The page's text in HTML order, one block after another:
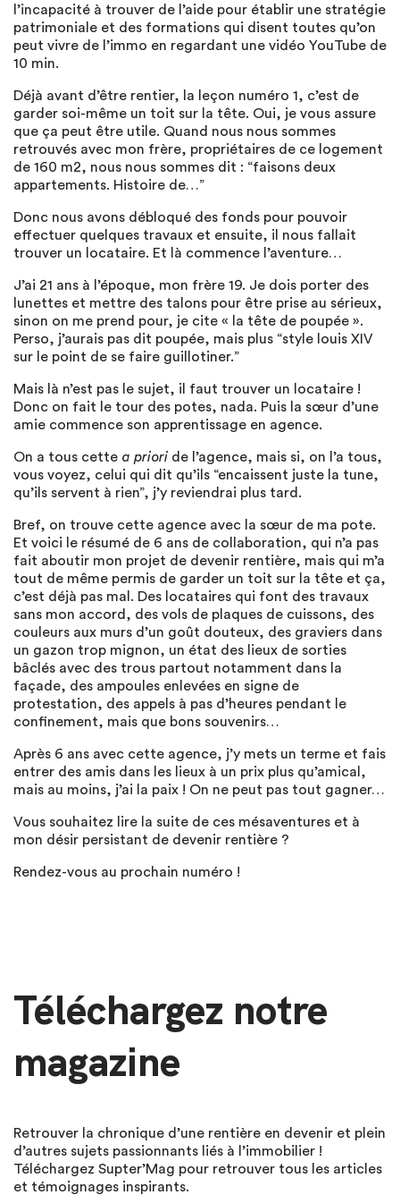
l’incapacité à trouver de l’aide pour établir une stratégie
patrimoniale et des formations qui disent toutes qu’on
peut vivre de l’immo en regardant une vidéo YouTube de
10 min.
Déjà avant d’être rentier, la leçon numéro 1, c’est de
garder soi-même un toit sur la tête. Oui, je vous assure
que ça peut être utile. Quand nous nous sommes
retrouvés avec mon frère, propriétaires de ce logement
de 160 m2, nous nous sommes dit : “faisons deux
appartements. Histoire de…”
Donc nous avons débloqué des fonds pour pouvoir
effectuer quelques travaux et ensuite, il nous fallait
trouver un locataire. Et là commence l’aventure…
J’ai 21 ans à l’époque, mon frère 19. Je dois porter des
lunettes et mettre des talons pour être prise au sérieux,
sinon on me prend pour, je cite « la tête de poupée ».
Perso, j’aurais pas dit poupée, mais plus “style louis XIV
sur le point de se faire guillotiner.”
Mais là n’est pas le sujet, il faut trouver un locataire !
Donc on fait le tour des potes, nada. Puis la sœur d’une
amie commence son apprentissage en agence.
On a tous cette a priori de l’agence, mais si, on l’a tous,
vous voyez, celui qui dit qu’ils “encaissent juste la tune,
qu’ils servent à rien”, j’y reviendrai plus tard.
Bref, on trouve cette agence avec la sœur de ma pote.
Et voici le résumé de 6 ans de collaboration, qui n’a pas
fait aboutir mon projet de devenir rentière, mais qui m’a
tout de même permis de garder un toit sur la tête et ça,
c’est déjà pas mal. Des locataires qui font des travaux
sans mon accord, des vols de plaques de cuissons, des
couleurs aux murs d’un goût douteux, des graviers dans
un gazon trop mignon, un état des lieux de sorties
bâclés avec des trous partout notamment dans la
façade, des ampoules enlevées en signe de
protestation, des appels à pas d’heures pendant le
confinement, mais que bons souvenirs…
Après 6 ans avec cette agence, j’y mets un terme et fais
entrer des amis dans les lieux à un prix plus qu’amical,
mais au moins, j’ai la paix ! On ne peut pas tout gagner…
Vous souhaitez lire la suite de ces mésaventures et à
mon désir persistant de devenir rentière ?
Rendez-vous au prochain numéro !
Téléchargez notre
magazine
Retrouver la chronique d’une rentière en devenir et plein
d’autres sujets passionnants liés à l’immobilier !
Téléchargez Supter’Mag pour retrouver tous les articles
et témoignages inspirants.